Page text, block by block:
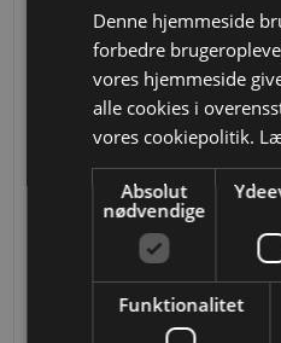
12 x 12 mm i smedejern
206,80
Denne hjemmeside
forbedre
vores hjemmeside
alle cookies i
vores cookiepolitik.
Absolut
nødvendige
Funktionalitet